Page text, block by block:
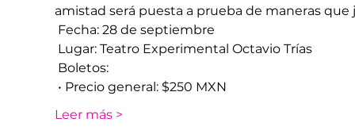
amistad será puesta a prueba de maneras que
Fecha: 28 de septiembre
Lugar: Teatro Experimental Octavio Trías
Boletos:
• Precio general: $250 MXN
Leer más >